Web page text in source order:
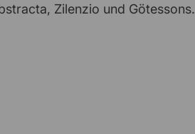
Zilenzio und Götessons.